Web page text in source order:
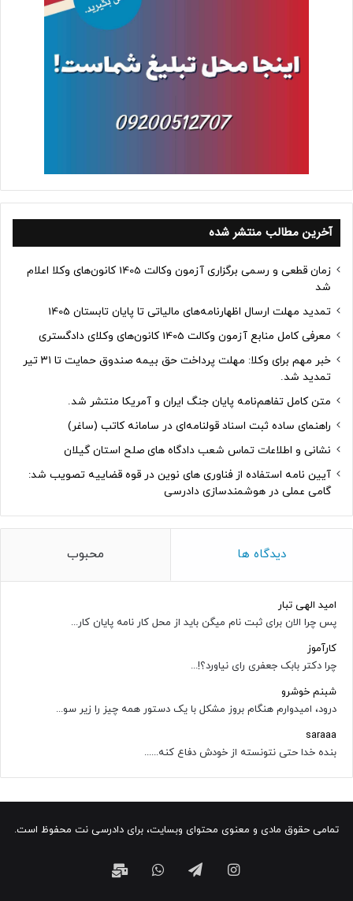
آخرین مطالب منتشر شده
زمان قطعی و رسمی برگزاری آزمون وکالت 1405 کانون‌های وکلا اعلام
شد
تمدید مهلت ارسال اظهارنامه‌های مالیاتی تا پایان تابستان 1405
معرفی کامل منابع آزمون وکالت 1405 کانون‌های وکلای دادگستری
خبر مهم برای وکلا: مهلت پرداخت حق بیمه صندوق حمایت تا ۳۱ تیر
تمدید شد.
متن کامل تفاهم‌نامه پایان جنگ ایران و آمریکا منتشر شد.
راهنمای ساده ثبت اسناد قولنامه‌ای در سامانه کاتب (ساغر)
نشانی و اطلاعات تماس شعب دادگاه های صلح استان گیلان
آیین نامه استفاده از فناوری های نوین در قوه قضاییه تصویب شد:
گامی عملی در هوشمندسازی دادرسی
دیدگاه ها محبوب
امید الهی تبار
پس چرا الان برای ثبت نام میگن باید از محل کار نامه پایان کار...
کارآموز
چرا دکتر بابک جعفری رای نیاورد؟!...
شبنم خوشرو
درود، امیدوارم هنگام بروز مشکل با یک دستور همه چیز را زیر سو...
saraaa
بنده خدا حتی نتونسته از خودش دفاع کنه......
تمامی حقوق مادی و معنوی محتوای وبسایت، برای دادرسی نت محفوظ است.
اینستاگرامتلگرامواتس ایمیل